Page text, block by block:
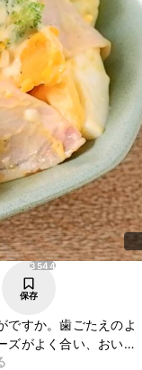
3544
保存
ですか。歯ごたえのよ
ズがよく合い、おいし